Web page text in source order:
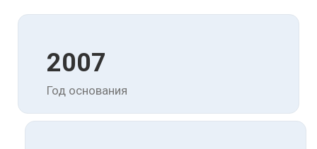
2007
Год основания